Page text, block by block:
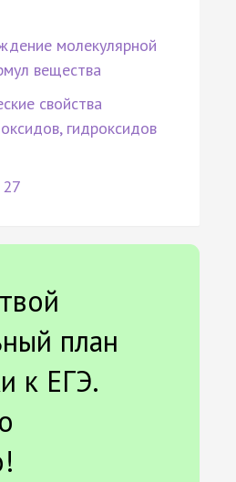
молекулярной
вещества
свойства
гидроксидов
план
к ЕГЭ.